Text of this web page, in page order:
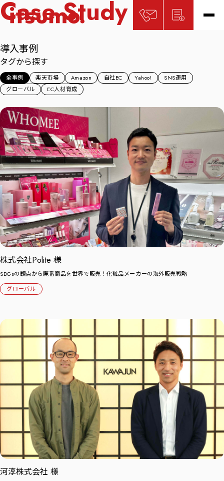
Case Study
導入事例
タグから探す
全事例 楽天市場 Amazon 自社EC Yahoo!
SNS運用
グローバル
EC人材育成
株式会社Polite 様
SDGsの観点から廃番商品を世界で販売！化粧品メーカーの海外販売戦略
グローバル
河淳株式会社 様